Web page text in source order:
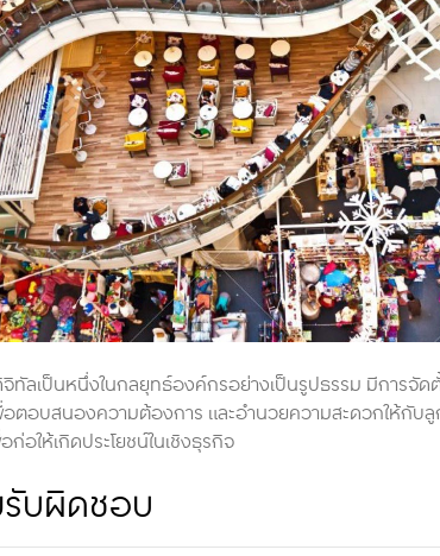
จิทัลเป็นหนึ่งในกลยุทธ์องค์กรอย่างเป็นรูปธรรม มีการ
ตอบสนองความต้องการ และอำนวยความสะดวกให้กับลู
อให้เกิดประโยชน์ในเชิงธุรกิจ
รับผิดชอบ